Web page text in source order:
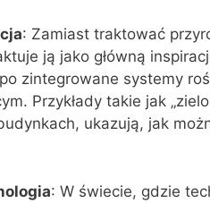
: Zamiast traktować
ją jako główną
zintegrowane systemy
Przykłady takie jak
ukazują, jak
: W świecie, gdzie